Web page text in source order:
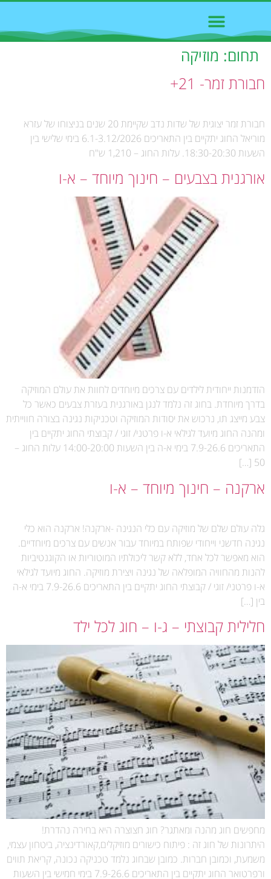
תחום: מוזיקה
חבורת זמר- 21+
חבורת זמר יצוגית של שדות נדב שקיימת 20 שנים בניצוחו של עזרא
מוריאל החוג יתקיים בין התאריכים 6.1-3.12/2026 בימי שלישי בין
השעות 18:30-20:30. עלות החוג – 1,210 ש"ח
אורגנית בצבעים – חינוך מיוחד – א-ו
הזדמנות ייחודית לילדים עם צרכים מיוחדים לחוות את עולם המוזיקה
בדרך מיוחדת. בחוג זה נלמד לנגן באורגנית בעזרת צבעים כאשר כל
צבע מייצג תו, נרכוש את יסודות המוזיקה וטכניקות נגינה בצורה חווייתית
ומהנה החוג מיועד לגילאי א-ו פרטני/ זוגי / קבוצתי החוג יתקיים בין
התאריכים 7.9-26.6 בימי א-ה בין השעות 14:00-20:00 עלות החוג –
50 […]
ארקנה – חינוך מיוחד – א-ו
גלה עולם שלם של מוזיקה עם כלי הנגינה -ארקנה! ארקנה הוא כלי
נגינה חדשני וייחודי שפותח במיוחד עבור אנשים עם צרכים מיוחדיים.
הוא מאפשר לכל אחד, ללא קשר ליכולתיו המוטוריות או הקוגנטיביות
להנות מהחוויה המופלאה של נגינה ויצירת מוזיקה. החוג מיועד לגילאי
א-ו פרטני/ זוגי / קבוצתי החוג יתקיים בין התאריכים 7.9-26.6 בימי א-ה
בין […]
חלילית קבוצתי – ג-ו – חוג לכל ילד
מחפשים חוג מהנה ומאתגר? חוג חצוצרה היא בחירה נהדרת!
היתרונות של חוג זה : פיתוח כישורים מוזיקלים,קאורדינציה, ביטחון עצמי,
משמעת, וכמובן חברות. כמובן שבחוג נלמד טכניקה נכונה, קריאת תווים
ורפרטואר החוג יתקיים בין התאריכים 7.9-26.6 בימי חמישי בין השעות